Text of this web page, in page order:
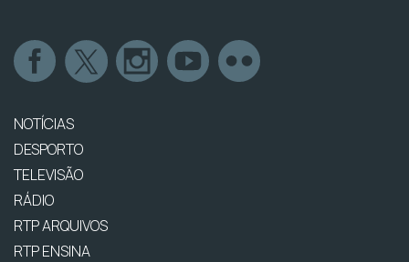
NOTÍCIAS
DESPORTO
TELEVISÃO
RÁDIO
RTP ARQUIVOS
RTP ENSINA